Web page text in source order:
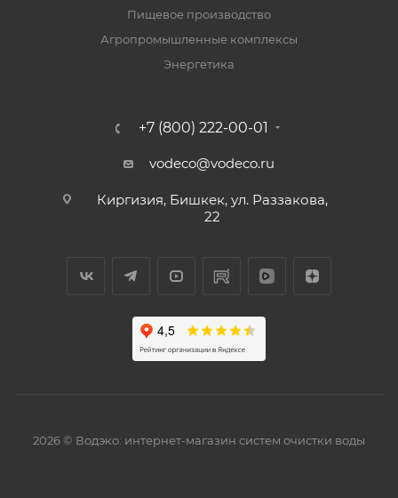
Пищевое производство
Агропромышленные комплексы
Энергетика
+7 (800) 222-00-01
vodeco@vodeco.ru
Киргизия, Бишкек, ул. Раззакова,
22
2026 © Водэко: интернет-магазин систем очистки воды